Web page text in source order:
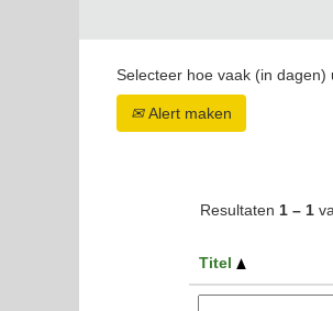
Selecteer hoe vaak (in
Alert maken
Resultaten 1 – 1
Titel